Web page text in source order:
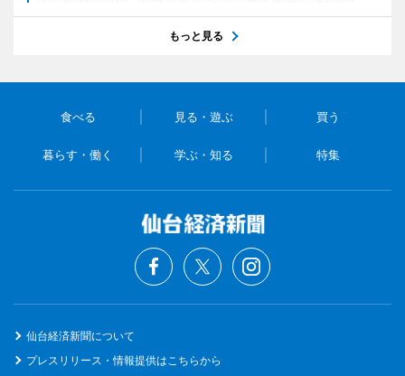
もっと見る
食べる 見る・遊ぶ 買う
暮らす・働く 学ぶ・知る 特集
仙台経済新聞について
プレスリリース・情報提供はこちらから